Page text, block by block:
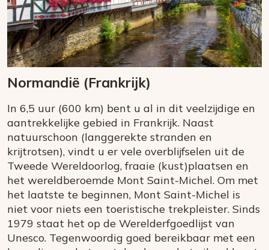
Normandië (Frankrijk)
In 6,5 uur (600 km) bent u al in dit veelzijdige en
aantrekkelijke gebied in Frankrijk. Naast
natuurschoon (langgerekte stranden en
krijtrotsen), vindt u er vele overblijfselen uit de
Tweede Wereldoorlog, fraaie (kust)plaatsen en
het wereldberoemde Mont Saint-Michel. Om met
het laatste te beginnen, Mont Saint-Michel is
niet voor niets een toeristische trekpleister. Sinds
1979 staat het op de Werelderfgoedlijst van
Unesco. Tegenwoordig goed bereikbaar met een